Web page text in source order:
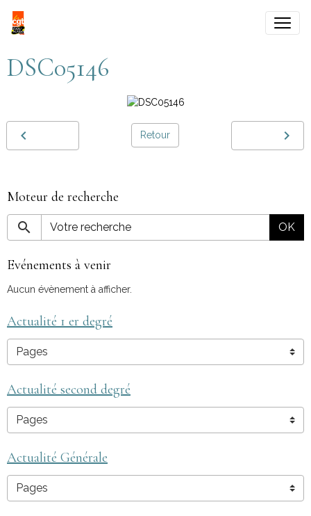
DSC05146
Retour
Moteur de recherche
OK
Evénements à venir
Aucun évènement à afficher.
Actualité 1 er degré
Actualité second degré
Actualité Générale